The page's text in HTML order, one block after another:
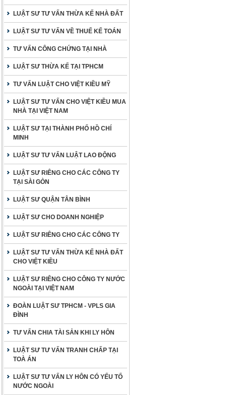
LUẬT SƯ TƯ VẤN THỪA KẾ NHÀ ĐẤT
LUẬT SƯ TƯ VẤN VỀ THUẾ KẾ TOÁN
TƯ VẤN CÔNG CHỨNG TẠI NHÀ
LUẬT SƯ THỪA KẾ TẠI TPHCM
TƯ VẤN LUẬT CHO VIỆT KIỀU MỸ
LUẬT SƯ TƯ VẤN CHO VIỆT KIỀU MUA
NHÀ TẠI VIỆT NAM
LUẬT SƯ TẠI THÀNH PHỐ HỒ CHÍ
MINH
LUẬT SƯ TƯ VẤN LUẬT LAO ĐỘNG
LUẬT SƯ RIÊNG CHO CÁC CÔNG TY
TẠI SÀI GÒN
LUẬT SƯ QUẬN TÂN BÌNH
LUẬT SƯ CHO DOANH NGHIỆP
LUẬT SƯ RIÊNG CHO CÁC CÔNG TY
LUẬT SƯ TƯ VẤN THỪA KẾ NHÀ ĐẤT
CHO VIỆT KIỀU
LUẬT SƯ RIÊNG CHO CÔNG TY NƯỚC
NGOÀI TẠI VIỆT NAM
ĐOÀN LUẬT SƯ TPHCM - VPLS GIA
ĐÌNH
TƯ VẤN CHIA TÀI SẢN KHI LY HÔN
LUẬT SƯ TƯ VẤN TRANH CHẤP TẠI
TOÀ ÁN
LUẬT SƯ TƯ VẤN LY HÔN CÓ YẾU TỐ
NƯỚC NGOÀI